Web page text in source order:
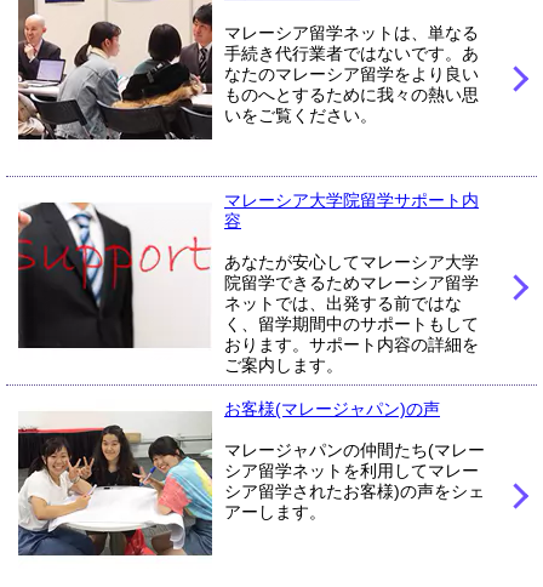
マレーシア留学ネットは、単なる
手続き代行業者ではないです。あ
なたのマレーシア留学をより良い
ものへとするために我々の熱い思
いをご覧ください。
マレーシア大学院留学サポート内
容
あなたが安心してマレーシア大学
院留学できるためマレーシア留学
ネットでは、出発する前ではな
く、留学期間中のサポートもして
おります。サポート内容の詳細を
ご案内します。
お客様(マレージャパン)の声
マレージャパンの仲間たち(マレー
シア留学ネットを利用してマレー
シア留学されたお客様)の声をシェ
アーします。